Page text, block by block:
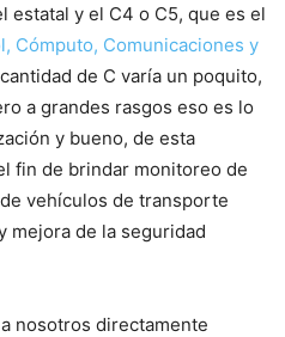
estatal y el C4 o C5, que es el
Cómputo, Comunicaciones y
de C varía un poquito,
a grandes rasgos eso es lo
y bueno, de esta
fin de brindar monitoreo de
vehículos de transporte
mejora de la seguridad
nosotros directamente